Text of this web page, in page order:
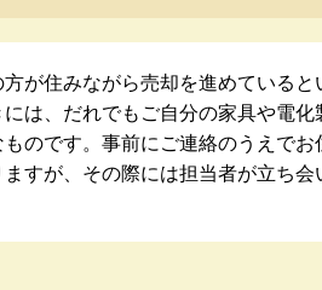
が住みながら売却を進めていると
は、だれでもご自分の家具や電化
のです。事前にご連絡のうえでお
すが、その際には担当者が立ち会